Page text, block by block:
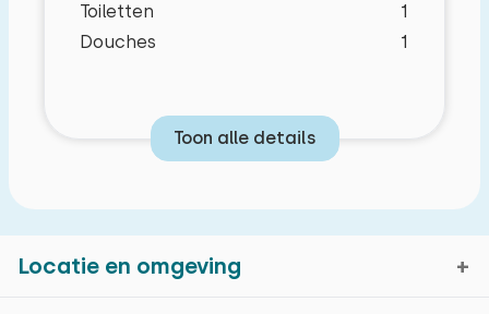
Toiletten
1
Douches
1
Toon alle details
Locatie en omgeving